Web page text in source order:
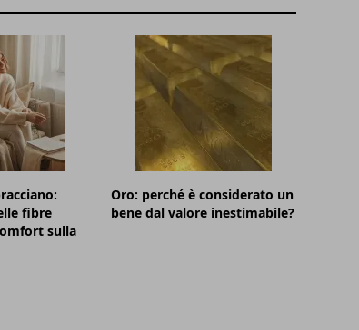
fibre
sulla
Oro: perché è considerato un
bene dal valore inestimabile?